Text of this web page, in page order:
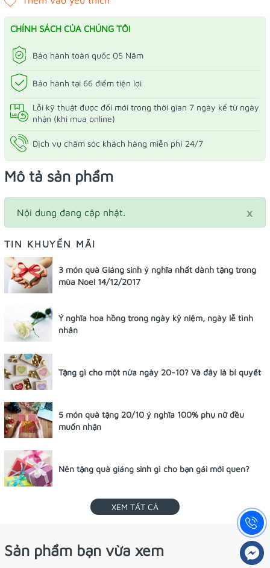
CHÍNH SÁCH CỦA CHÚNG TÔI
Bảo hành toàn quốc 05 Năm
Bảo hành tại 66 điểm tiện lợi
Lỗi kỹ thuật được đổi mới trong thời gian 7 ngày kể từ ngày
nhận (khi mua online)
Dịch vụ chăm sóc khách hàng miễn phí 24/7
Mô tả sản phẩm
×
Nội dung đang cập nhật.
TIN KHUYẾN MÃI
3 món quà Giáng sinh ý nghĩa nhất dành tặng trong
mùa Noel 14/12/2017
Ý nghĩa hoa hồng trong ngày kỷ niệm, ngày lễ tình
nhân
Tặng gì cho một nửa ngày 20-10? Và đây là bí quyết
5 món quà tặng 20/10 ý nghĩa 100% phụ nữ đều
muốn nhận
Nên tặng quà giáng sinh gì cho bạn gái mới quen?
XEM TẤT CẢ
Sản phẩm bạn vừa xem